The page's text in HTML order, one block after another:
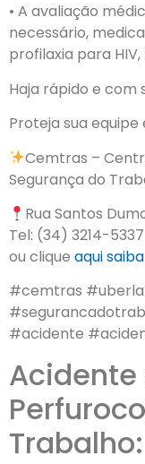
• A avaliação
necessário,
profilaxia para
Haja rápido e com
Proteja sua
Cemtras –
Segurança do
Rua Santos
Tel: (34) 3214-5337
ou clique aqui
#cemtras
#acidente